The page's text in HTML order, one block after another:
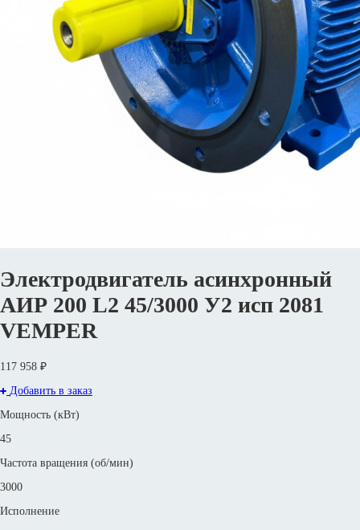
Электродвигатель асинхронный
АИР 200 L2 45/3000 У2 исп 2081
VEMPER
117 958 ₽
Добавить в заказ
Мощность (кВт)
45
Частота вращения (об/мин)
3000
Исполнение